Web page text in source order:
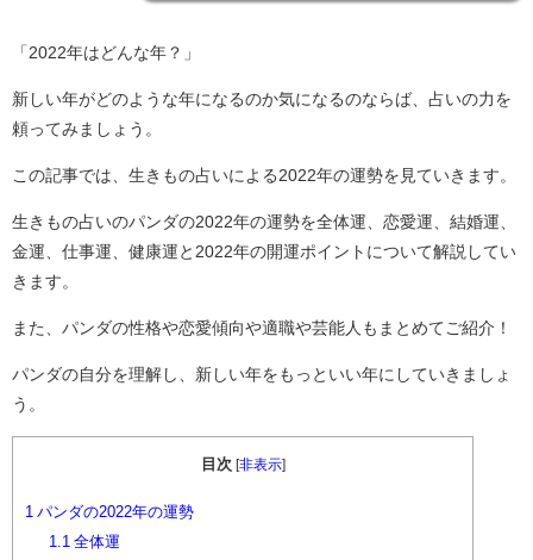
「2022年はどんな年？」
新しい年がどのような年になるのか気になるのならば、占いの力を
頼ってみましょう。
この記事では、生きもの占いによる2022年の運勢を見ていきます。
生きもの占いのパンダの2022年の運勢を全体運、恋愛運、結婚運、
金運、仕事運、健康運と2022年の開運ポイントについて解説してい
きます。
また、パンダの性格や恋愛傾向や適職や芸能人もまとめてご紹介！
パンダの自分を理解し、新しい年をもっといい年にしていきましょ
う。
目次 非表示]
1 パンダの2022年の運勢
1.1 全体運